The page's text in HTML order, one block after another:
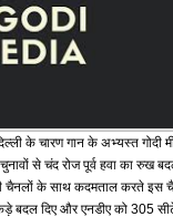
के चारण गान के अभ्यस्त गोदी
से चंद रोज पूर्व हवा का
चैनलों के साथ कदमताल करते इस
बदल दिए और एनडीए को 305